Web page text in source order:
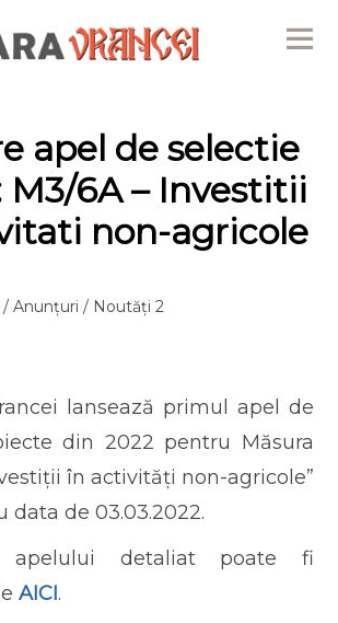
apel de selectie
M3/6A – Investitii
non-agricole
/ Anunțuri / Noutăți 2
lansează primul apel de
din 2022 pentru Măsura
în activități non-agricole”
data de 03.03.2022.
apelului detaliat poate fi
AICI.